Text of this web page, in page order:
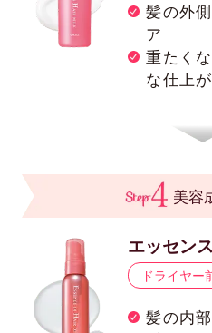
髪の外
ア
重たく
な仕上
美容
エッセン
ドライヤー
髪の内